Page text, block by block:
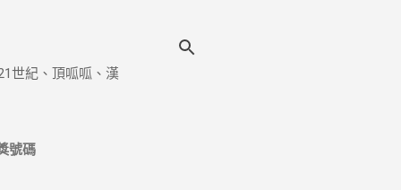
世紀、頂呱呱、漢
號碼